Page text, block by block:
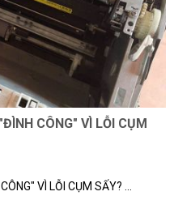
CÔNG" VÌ LỖI CỤM
VÌ LỖI CỤM SẤY? ...